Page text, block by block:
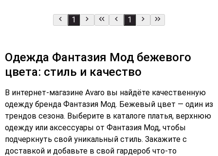
1 1
Одежда Фантазия Мод бежевого
цвета: стиль и качество
В интернет-магазине Avaro вы найдёте качественную
одежду бренда Фантазия Мод. Бежевый цвет — один из
трендов сезона. Выберите в каталоге платья, верхнюю
одежду или аксессуары от Фантазия Мод, чтобы
подчеркнуть свой уникальный стиль. Закажите с
доставкой и добавьте в свой гардероб что-то